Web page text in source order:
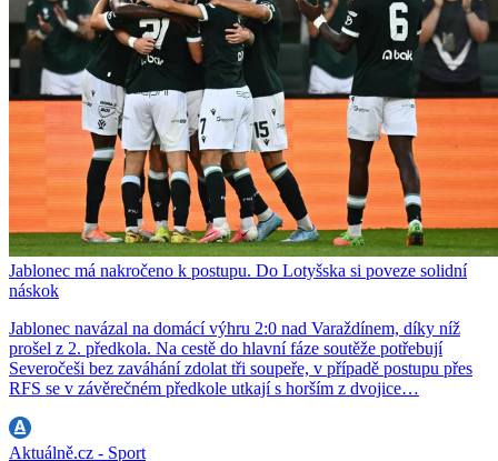
Jablonec má nakročeno k postupu. Do Lotyšska si poveze solidní
náskok
Jablonec navázal na domácí výhru 2:0 nad Varaždínem, díky níž
prošel z 2. předkola. Na cestě do hlavní fáze soutěže potřebují
Severočeši bez zaváhání zdolat tři soupeře, v případě postupu přes
RFS se v závěrečném předkole utkají s horším z dvojice…
Aktuálně.cz - Sport